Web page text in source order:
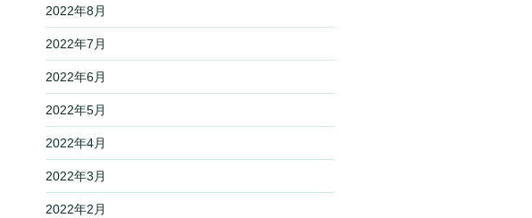
2022年8月
2022年7月
2022年6月
2022年5月
2022年4月
2022年3月
2022年2月